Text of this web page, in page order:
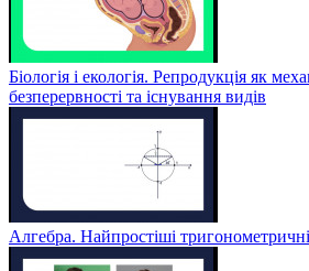
Біологія і екологія. Репродукція як
безперервності та існування видів
Алгебра. Найпростіші